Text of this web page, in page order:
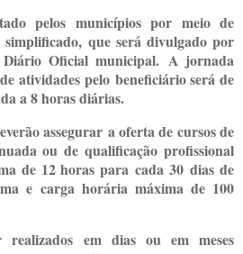
pelos municípios por meio de
simplificado, que será divulgado por
Oficial municipal. A jornada
atividades pelo beneficiário será de
a 8 horas diárias.
assegurar a oferta de cursos de
ou de qualificação profissional
de 12 horas para cada 30 dias de
e carga horária máxima de 100
realizados em dias ou em meses